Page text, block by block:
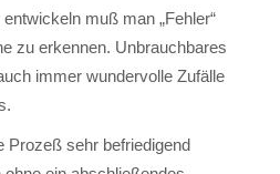
muß man „Fehler“
zu erkennen. Unbrauchbares
immer wundervolle Zufälle
Prozeß sehr befriedigend